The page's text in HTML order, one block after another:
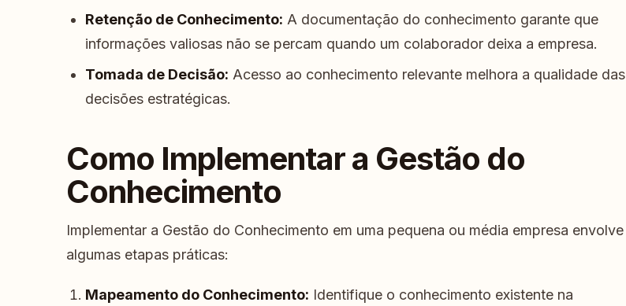
Retenção de Conhecimento: A documentação do conhecimento garante que
informações valiosas não se percam quando um colaborador deixa a empresa.
Tomada de Decisão: Acesso ao conhecimento relevante melhora a qualidade das
decisões estratégicas.
Como Implementar a Gestão do
Conhecimento
Implementar a Gestão do Conhecimento em uma pequena ou média empresa envolve
algumas etapas práticas:
Mapeamento do Conhecimento: Identifique o conhecimento existente na